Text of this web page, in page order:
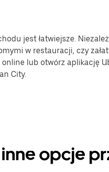
jest łatwiejsze.
w restauracji, czy
lub otwórz aplikację
City.
opcje